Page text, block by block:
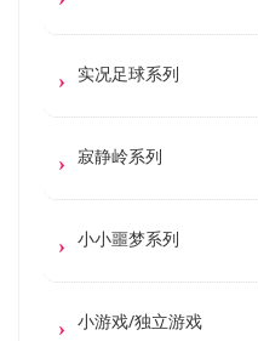
实况足球系列
寂静岭系列
小小噩梦系列
小游戏/独立游戏